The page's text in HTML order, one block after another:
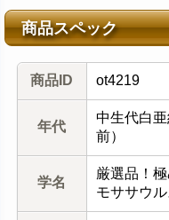
商品スペック
商品ID ot4219
年代
中生代白
前）
学名
厳選品！
モササウ